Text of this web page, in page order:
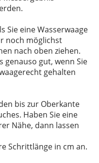
Sie eine Wasserwaage
noch möglichst
nach oben ziehen.
genauso gut, wenn Sie
gehalten
bis zur Oberkante
Haben Sie eine
Nähe, dann lassen
Schrittlänge in cm an.